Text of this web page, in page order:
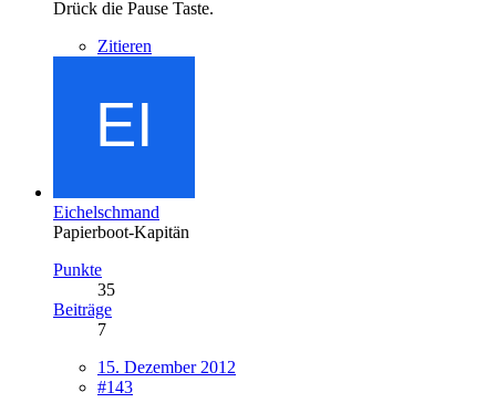
Drück die Pause Taste.
Zitieren
Eichelschmand
Papierboot-Kapitän
Punkte
35
Beiträge
7
15. Dezember 2012
#143